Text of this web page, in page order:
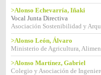
>Alonso Echevarría, Iñaki
Vocal Junta Directiva
Asociación Sostenibilidad y
>Alonso León, Álvaro
Ministerio de Agricultura,
>Alonso Martínez, Gabriel
Colegio y Asociación de